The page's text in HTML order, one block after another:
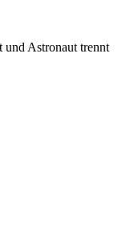
Astronaut trennt